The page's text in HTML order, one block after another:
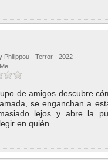
Philippou - Terror - 2022
de amigos descubre
se enganchan a
lejos y abre la
en quién...